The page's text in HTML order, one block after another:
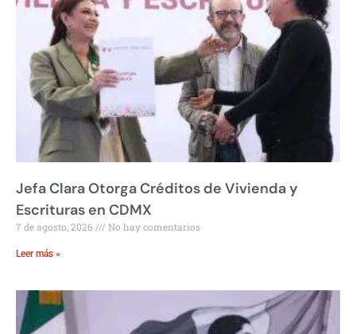
Jefa Clara Otorga Créditos de Vivienda y
Escrituras en CDMX
7 de agosto, 2026 No hay comentarios
Leer más »